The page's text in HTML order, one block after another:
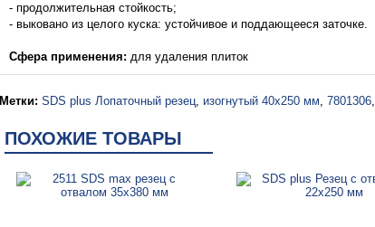
- продолжительная стойкость;
- выковано из целого куска: устойчивое и поддающееся заточке.
Сфера применения: для удаления плиток
Метки: SDS plus Лопаточный резец, изогнутый 40х250 мм, 7801306,
ПОХОЖИЕ ТОВАРЫ